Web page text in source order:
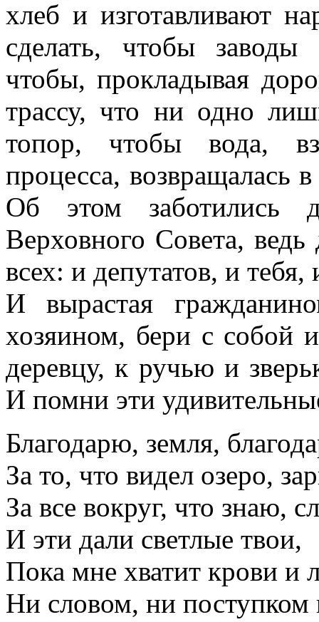
хлеб и изготавливают
сделать, чтобы
чтобы, прокладывая
трассу, что ни одно
топор, чтобы вода,
процесса, возвращалась
Об этом заботились
Верховного Совета,
всех: и депутатов, и тебя,
И вырастая
хозяином, бери с собой
деревцу, к ручью и
И помни эти
Благодарю, земля,
За то, что видел озеро,
За все вокруг, что знаю,
И эти дали светлые твои,
Пока мне хватит крови и
Ни словом, ни поступком